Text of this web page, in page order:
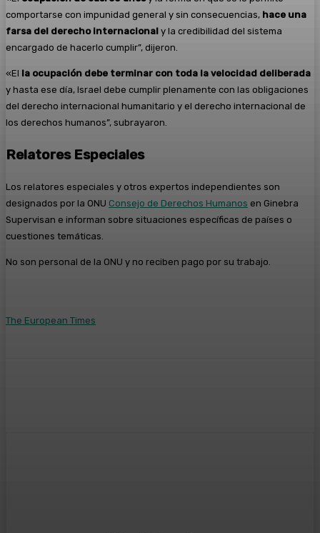
comportarse con impunidad general y sin consecuencias, hace una
farsa del derecho internacional y la credibilidad del sistema
encargado de hacerlo cumplir”, dijeron.
«El la ocupación debe terminar con toda la velocidad deliberada
y hasta ese día, Israel debe cumplir plenamente con las obligaciones
del derecho internacional humanitario y el derecho internacional de
los derechos humanos”, subrayaron.
Relatores Especiales
Los relatores especiales y otros expertos independientes son
designados por la ONU Consejo de Derechos Humanos en Ginebra
Supervisan e informan sobre situaciones específicas de países o
cuestiones temáticas.
No son personal de la ONU y no reciben pago por su trabajo.
The European Times